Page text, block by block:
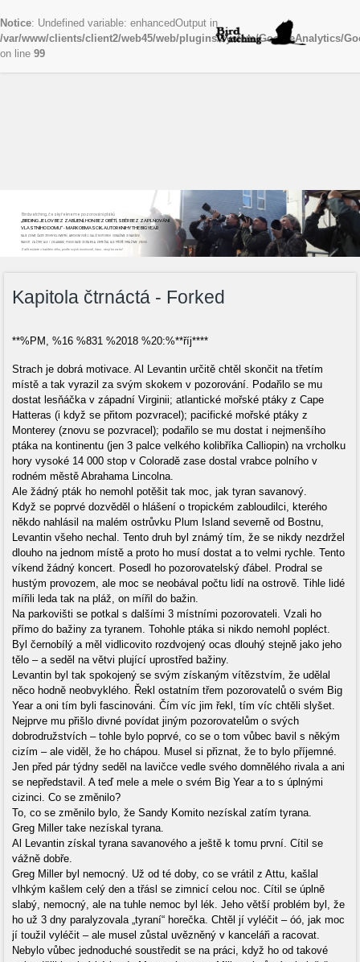
Notice: Undefined variable: enhancedOutput in
/var/www/clients/client2/web45/web/plugins/system/GoogleAnalytics/
on line 99
Birdwatching, česky řekneme pozorování ptáků
„BIRDING JE LOV BEZ ZABÍJENÍ, HON BEZ OBĚTÍ, SBĚR BEZ ZAPLŇOVÁNÍ
VLASTNÍHO DOMU“ - MARK OBMASCIK, AUTOR KNIHY THE BIG YEAR
NAJEZDÍME ČASTO STOVKY KILOMETRŮ, ABYCHOM VIDĚLI DALŠÍ NOVÝ DRUH. ODNÁŠÍME SI NADŠENÍ,
RADOST, ZÁŽITKY, ALE I ZKLAMÁNÍ, POKUD NAŠE CESTA BYLA ZBYTEČNÁ, ALE PŘÍŠTĚ VYRÁŽÍME ZNOVU
Začít můžete v každém věku, podle svých možností, času...stojí to za to!
Kapitola čtrnáctá - Forked
**%PM, %16 %831 %2018 %20:%**říj****
Strach je dobrá motivace. Al Levantin určitě chtěl skončit na třetím
místě a tak vyrazil za svým skokem v pozorování. Podařilo se mu
dostat lesňáčka v západní Virginii; atlantické mořské ptáky z Cape
Hatteras (i když se přitom pozvracel); pacifické mořské ptáky z
Monterey (znovu se pozvracel); podařilo se mu dostat i nejmenšího
ptáka na kontinentu (jen 3 palce velkého kolibříka Calliopin) na vrcholku
hory vysoké 14 000 stop v Coloradě zase dostal vrabce polního v
rodném městě Abrahama Lincolna.
Ale žádný pták ho nemohl potěšit tak moc, jak tyran savanový.
Když se poprvé dozvěděl o hlášení o tropickém zabloudilci, kterého
někdo nahlásil na malém ostrůvku Plum Island severně od Bostnu,
Levantin všeho nechal. Tento druh byl známý tím, že se nikdy nezdržel
dlouho na jednom místě a proto ho musí dostat a to velmi rychle. Tento
víkend žádný koncert. Posedl ho pozorovatelský ďábel. Prodral se
hustým provozem, ale moc se neobával počtu lidí na ostrově. Tihle lidé
mířili leda tak na pláž, on mířil do bažin.
Na parkovišti se potkal s dalšími 3 místními pozorovateli. Vzali ho
přímo do bažiny za tyranem. Tohohle ptáka si nikdo nemohl popléct.
Byl černobílý a měl vidlicovito rozdvojený ocas dlouhý stejně jako jeho
tělo – a seděl na větvi plující uprostřed bažiny.
Levantin byl tak spokojený se svým získaným vítězstvím, že udělal
něco hodně neobvyklého. Řekl ostatním třem pozorovatelů o svém Big
Year a oni tím byli fascinováni. Čím víc jim řekl, tím víc chtěli slyšet.
Nejprve mu přišlo divné povídat jiným pozorovatelům o svých
dobrodružstvích – tohle bylo poprvé, co se o tom vůbec bavil s někým
cizím – ale viděl, že ho chápou. Musel si přiznat, že to bylo příjemné.
Jen před pár týdny seděl na lavičce vedle svého domnělého rivala a ani
se nepředstavil. A teď mele a mele o svém Big Year a to s úplnými
cizinci. Co se změnilo?
To, co se změnilo bylo, že Sandy Komito nezískal zatím tyrana.
Greg Miller take nezískal tyrana.
Al Levantin získal tyrana savanového a ještě k tomu první. Cítil se
vážně dobře.
Greg Miller byl nemocný. Už od té doby, co se vrátil z Attu, kašlal
vlhkým kašlem celý den a třásl se zimnicí celou noc. Cítil se úplně
slabý, nemocný, ale na tuhle nemoc byl lék. Jeho větší problém byl, že
ho už 3 dny paralyzovala „tyraní“ horečka. Chtěl jí vyléčit – óó, jak moc
jí toužil vyléčit – ale musel zůstal uvězněný v kanceláři a racovat.
Nebylo vůbec jednoduché soustředit se na práci, když ho od takové